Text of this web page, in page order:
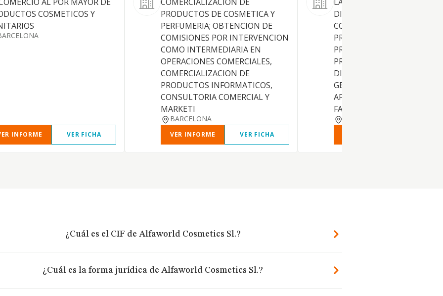
COSMETICOS Y
INFORME VER FICHA
PRODUCTOS DE COSMETICA Y
PERFUMERIA; OBTENCION DE
COMISIONES POR INTERVENCION
COMO INTERMEDIARIA EN
OPERACIONES COMERCIALES,
COMERCIALIZACION DE
PRODUCTOS INFORMATICOS,
CONSULTORIA COMERCIAL Y
MARKETI
BARCELONA
VER INFORME VER FICHA
DISTRIBUCION Y
COMERCIALIZACION DE
PRODUCTOS COSMETICOS,
PRODUCTOS MEDICOS,
PRODUCTOS SANITARIOS,
DISPOSITIVOS MEDICOS Y,
GENERAL, DE OTROS
AFINES A LA INDUSTRIA
FARMACEUTICA, ETC
¿Cuál es el CIF de Alfaworld Cosmetics Sl.?
¿Cuál es la forma jurídica de Alfaworld Cosmetics Sl.?